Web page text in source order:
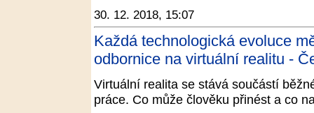
30. 12. 2018, 15:07
Každá technologická evoluce
odbornice na virtuální realitu -
Virtuální realita se stává součástí
práce. Co může člověku přinést a co